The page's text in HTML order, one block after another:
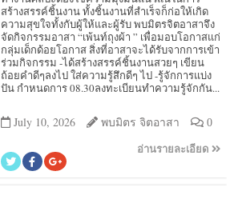
สร้างสรรค์ชิ้นงาน ทั้งชิ้นงานที่สำเร็จก็ก่อให้เกิด
ความสุขใจทั้งกับผู้ให้และผู้รับ พบมิตรจิตอาสาจึง
จัดกิจกรรมอาสา “เพ้นท์ถุงผ้า ” เพื่อมอบโอกาสแก่
กลุ่มเด็กด้อยโอกาส สิ่งที่อาสาจะได้รับจากการเข้า
ร่วมกิจกรรม -ได้สร้างสรรค์ชิ้นงานสวยๆ เขียน
ถ้อยคำดีๆลงไป ใส่ความรู้สึกดีๆ ไป -รู้จักการแบ่ง
ปัน กำหนดการ 08.30ลงทะเบียนทำความรู้จักกัน...
July 10, 2026 พบมิตร จิตอาสา 0
อ่านรายละเอียด